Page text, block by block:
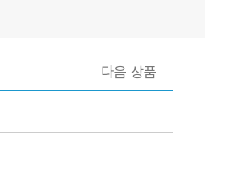
다음 상품